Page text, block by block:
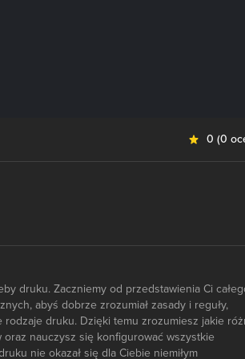
0 (0
druku. Zaczniemy od przedstawienia Ci
abyś dobrze zrozumiał zasady i reguły,
druku. Dzięki temu zrozumiesz jakie
nauczysz się konfigurować wszystkie
nie okazał się dla Ciebie niemiłym